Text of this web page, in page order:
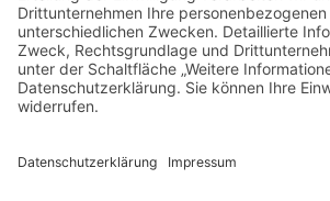
Altheimer Eck 13
80331 München
Telefon 089 / 2 90 44 63
archiv(at)fraueninteressen.de